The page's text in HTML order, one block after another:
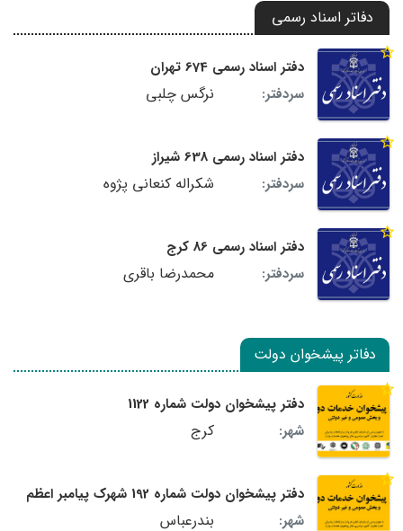
دفاتر اسناد رسمی
دفتر اسناد رسمی 674 تهران
سردفتر:
نرگس چلبی
دفتر اسناد رسمی 638 شیراز
سردفتر:
شکراله کنعانی پژوه
دفتر اسناد رسمی 86 کرج
سردفتر:
محمدرضا باقری
دفاتر پیشخوان دولت
دفتر پیشخوان دولت شماره 1122
شهر:
کرج
دفتر پیشخوان دولت شماره 192 شهرک پیامبر اعظم
شهر:
بندرعباس